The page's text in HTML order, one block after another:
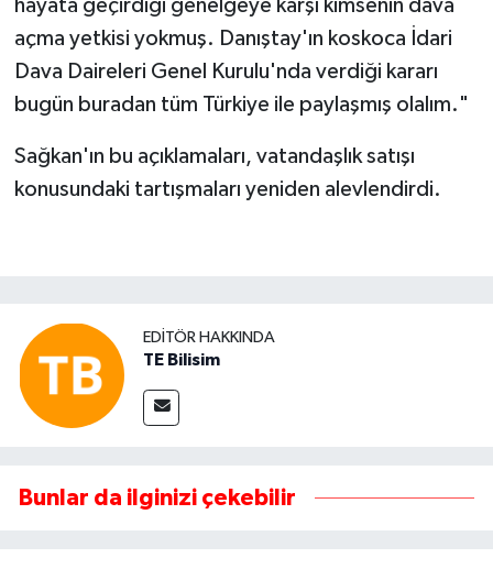
hayata geçirdiği genelgeye karşı kimsenin dava
açma yetkisi yokmuş. Danıştay'ın koskoca İdari
Dava Daireleri Genel Kurulu'nda verdiği kararı
bugün buradan tüm Türkiye ile paylaşmış olalım."
Sağkan'ın bu açıklamaları, vatandaşlık satışı
konusundaki tartışmaları yeniden alevlendirdi.
EDITÖR HAKKINDA
TE Bilisim
Bunlar da ilginizi çekebilir